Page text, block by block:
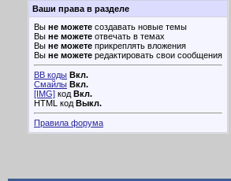
Ваши права в разделе
Вы не можете создавать новые темы
Вы не можете отвечать в темах
Вы не можете прикреплять вложения
Вы не можете редактировать свои сообщения
BB коды Вкл.
Смайлы Вкл.
[IMG] код Вкл.
HTML код Выкл.
Правила форума